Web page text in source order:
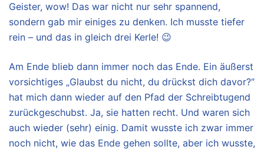
Geister, wow! Das war nicht nur sehr spannend,
sondern gab mir einiges zu denken. Ich musste tiefer
rein – und das in gleich drei Kerle! 😉
Am Ende blieb dann immer noch das Ende. Ein äußerst
vorsichtiges „Glaubst du nicht, du drückst dich davor?“
hat mich dann wieder auf den Pfad der Schreibtugend
zurückgeschubst. Ja, sie hatten recht. Und waren sich
auch wieder (sehr) einig. Damit wusste ich zwar immer
noch nicht, wie das Ende gehen sollte, aber ich wusste,